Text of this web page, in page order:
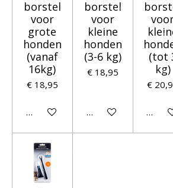
borstel
voor
grote
honden
(vanaf
16kg)
€ 18,95
In winkelwagen
borstel
voor
kleine
honden
(3-6 kg)
€ 18,95
In winkelwagen
(tot
kg)
€
In